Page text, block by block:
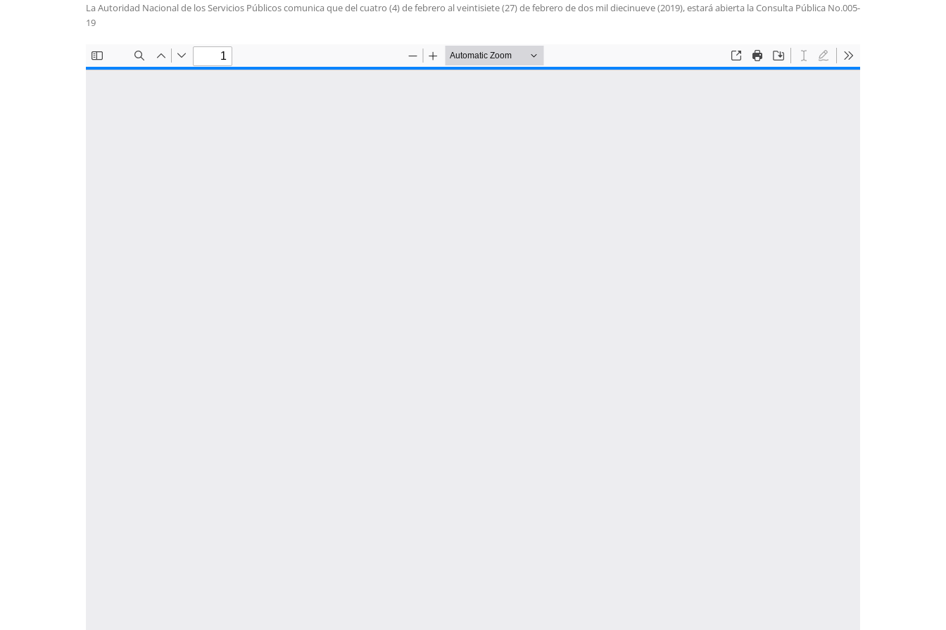
La Autoridad Nacional de los Servicios Públicos comunica que del cuatro (4) de febrero al veintisiete (27) de febrero de dos mil diecinueve (2019), estará abierta la Consulta Pública No.005-
19